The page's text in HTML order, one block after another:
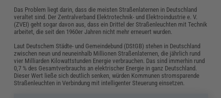
Das Problem liegt darin, dass die meisten Straßenlaternen in Deutschland
veraltet sind. Der Zentralverband Elektrotechnik- und Elektroindustrie e. V.
(ZVEI) geht sogar davon aus, dass ein Drittel der Straßenleuchten mit Technik
arbeitet, die seit den 1960er Jahren nicht mehr erneuert wurden.
Laut Deutschem Städte- und Gemeindebund (DStGB) stehen in Deutschland
zwischen neun und neuneinhalb Millionen Straßenlaternen, die jährlich rund
vier Milliarden Kilowattstunden Energie verbrauchen. Das sind immerhin rund
0,7 % des Gesamtverbrauchs an elektrischer Energie in ganz Deutschland.
Dieser Wert ließe sich deutlich senken, würden Kommunen stromsparende
Straßenleuchten in Verbindung mit intelligenter Steuerung einsetzen.